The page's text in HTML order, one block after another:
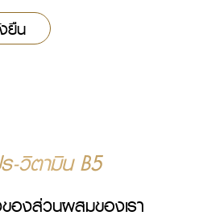
ยืน
ร-วิตามิน B5
ของส่วนผสมของเรา